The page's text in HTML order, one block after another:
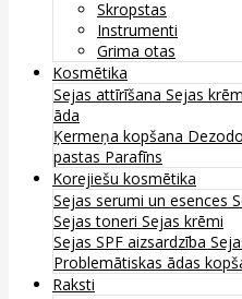
Skropstas
Instrumenti
Grima otas
Kosmētika
Sejas attīrīšana Sejas
āda
Ķermeņa kopšana
pastas Parafīns
Korejiešu kosmētika
Sejas serumi un esences
Sejas toneri Sejas krēmi
Sejas SPF aizsardzība
Problemātiskas ādas
Raksti